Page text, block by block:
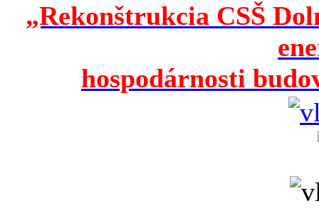
„Rekonštrukcia CSŠ
hospodárnosti